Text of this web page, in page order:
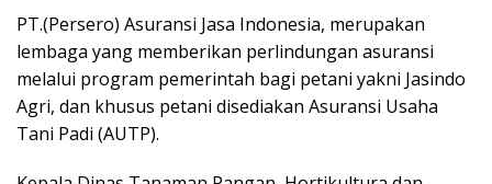
PT.(Persero) Asuransi Jasa Indonesia, merupakan
lembaga yang memberikan perlindungan asuransi
melalui program pemerintah bagi petani yakni Jasindo
Agri, dan khusus petani disediakan Asuransi Usaha
Tani Padi (AUTP).